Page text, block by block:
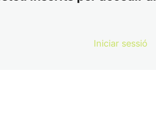
Iniciar sessió